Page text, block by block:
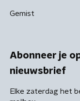
Gemist
Abonneer je
nieuwsbrief
Elke zaterdag het